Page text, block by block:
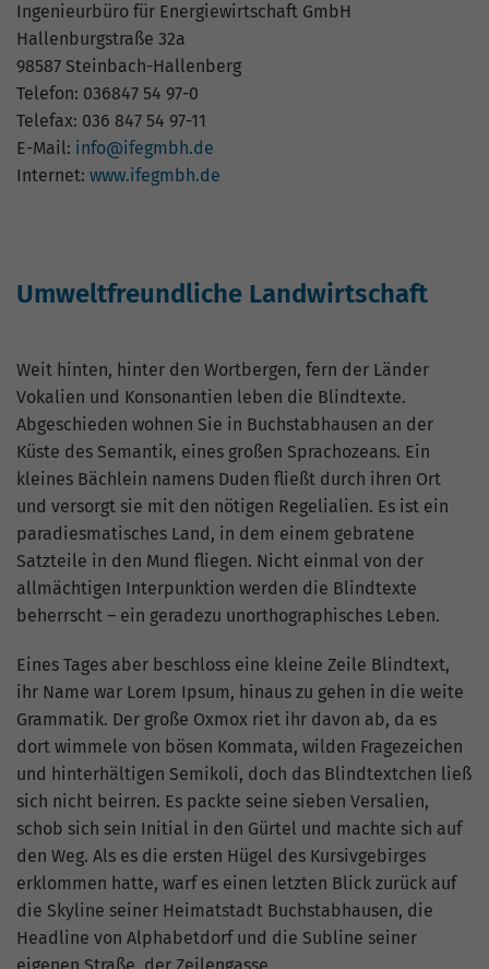
Ingenieurbüro für Energiewirtschaft GmbH
Hallenburgstraße 32a
98587 Steinbach-Hallenberg
Telefon: 036847 54 97-0
Telefax: 036 847 54 97-11
E-Mail: info@ifegmbh.de
Internet: www.ifegmbh.de
Umweltfreundliche Landwirtschaft
Weit hinten, hinter den Wortbergen, fern der Länder
Vokalien und Konsonantien leben die Blindtexte.
Abgeschieden wohnen Sie in Buchstabhausen an der
Küste des Semantik, eines großen Sprachozeans. Ein
kleines Bächlein namens Duden fließt durch ihren Ort
und versorgt sie mit den nötigen Regelialien. Es ist ein
paradiesmatisches Land, in dem einem gebratene
Satzteile in den Mund fliegen. Nicht einmal von der
allmächtigen Interpunktion werden die Blindtexte
beherrscht – ein geradezu unorthographisches Leben.
Eines Tages aber beschloss eine kleine Zeile Blindtext,
ihr Name war Lorem Ipsum, hinaus zu gehen in die weite
Grammatik. Der große Oxmox riet ihr davon ab, da es
dort wimmele von bösen Kommata, wilden Fragezeichen
und hinterhältigen Semikoli, doch das Blindtextchen ließ
sich nicht beirren. Es packte seine sieben Versalien,
schob sich sein Initial in den Gürtel und machte sich auf
den Weg. Als es die ersten Hügel des Kursivgebirges
erklommen hatte, warf es einen letzten Blick zurück auf
die Skyline seiner Heimatstadt Buchstabhausen, die
Headline von Alphabetdorf und die Subline seiner